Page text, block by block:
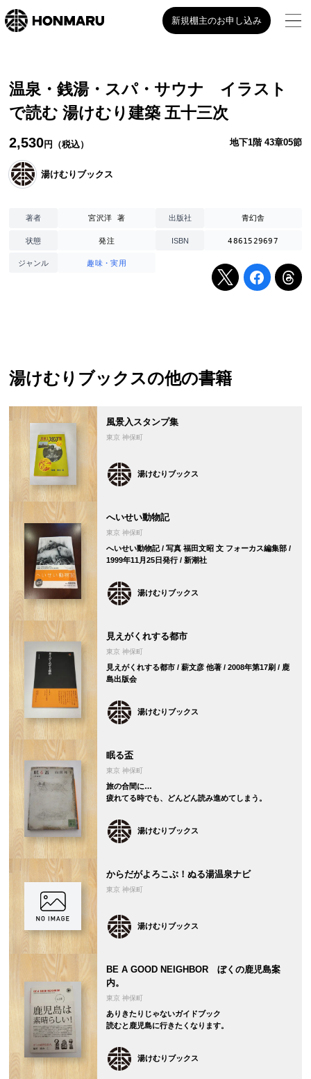
新規棚主のお申し込み
温泉・銭湯・スパ・サウナ イラスト
で読む 湯けむり建築 五十三次
2,530円（税込） 地下1階 43章05節
湯けむりブックス
著者 宮沢洋 著 出版社 青幻舎
状態 発注 ISBN 4861529697
ジャンル 趣味・実用
湯けむりブックスの他の書籍
風景入スタンプ集
東京 神保町
湯けむりブックス
へいせい動物記
東京 神保町
へいせい動物記 / 写真 福田文昭 文 フォーカス編集部 /
1999年11月25日発行 / 新潮社
湯けむりブックス
見えがくれする都市
東京 神保町
見えがくれする都市 / 薪文彦 他著 / 2008年第17刷 / 鹿
島出版会
湯けむりブックス
眠る盃
東京 神保町
旅の合間に…
疲れてる時でも、どんどん読み進めてしまう。
湯けむりブックス
からだがよろこぶ！ぬる湯温泉ナビ
東京 神保町
湯けむりブックス
BE A GOOD NEIGHBOR ぼくの鹿児島案
内。
東京 神保町
ありきたりじゃないガイドブック
読むと鹿児島に行きたくなります。
湯けむりブックス